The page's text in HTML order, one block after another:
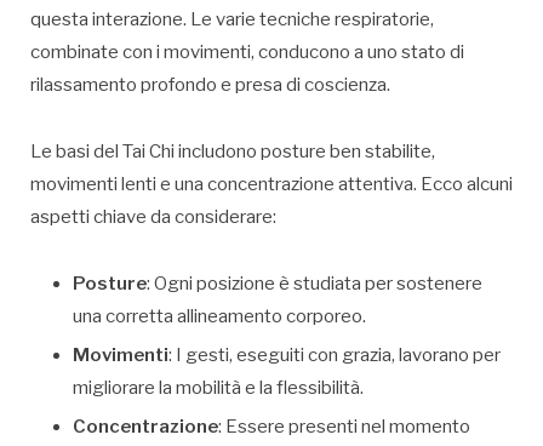
questa interazione. Le varie tecniche respiratorie,
combinate con i movimenti, conducono a uno stato di
rilassamento profondo e presa di coscienza.
Le basi del Tai Chi includono posture ben stabilite,
movimenti lenti e una concentrazione attentiva. Ecco alcuni
aspetti chiave da considerare:
Posture: Ogni posizione è studiata per sostenere
una corretta allineamento corporeo.
Movimenti: I gesti, eseguiti con grazia, lavorano per
migliorare la mobilità e la flessibilità.
Concentrazione: Essere presenti nel momento